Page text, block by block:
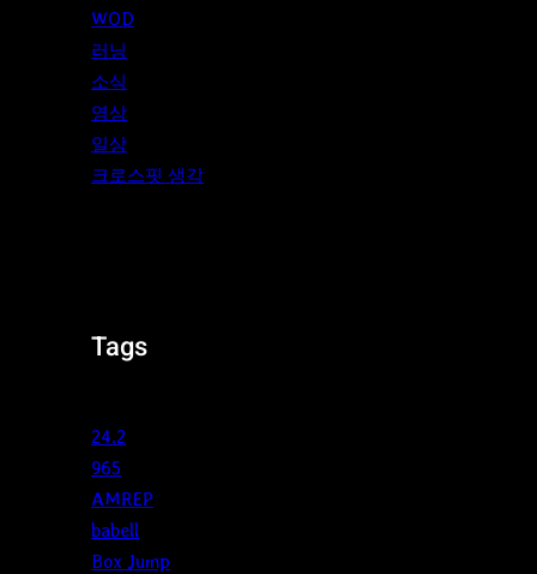
WOD
러닝
소식
영상
일상
크로스핏 생각
Tags
24.2
965
AMREP
babell
Box Jump